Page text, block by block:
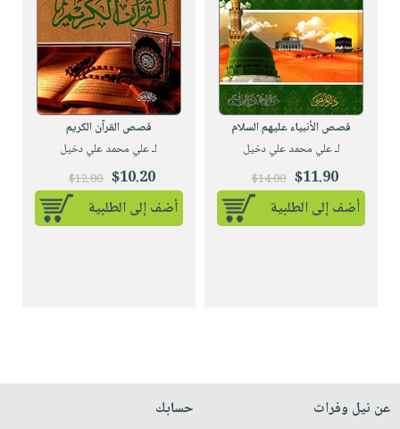
قصص الأنبياء عليهم السلام
لـ علي محمد علي دخيل
$11.90
$14.00
أضف إلى الطلبية
قصص القرآن الكريم
لـ علي محمد علي دخيل
$10.20
$12.00
أضف إلى الطلبية
عن نيل وفرات
حسابك